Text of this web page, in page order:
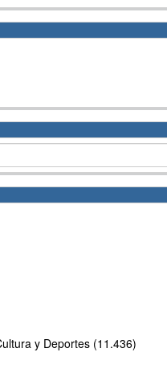
y Deportes (11.436)